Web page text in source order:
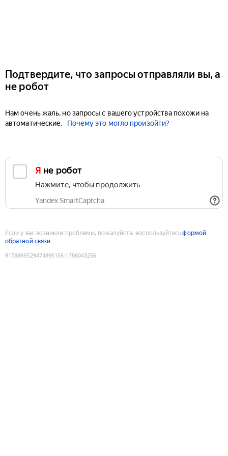
Подтвердите, что запросы отправляли вы, а
не робот
Нам очень жаль, но запросы с вашего устройства похожи на
автоматические.
Почему это могло произойти?
Я не робот
Нажмите, чтобы продолжить
Yandex SmartCaptcha
Если у вас возникли проблемы, пожалуйста, воспользуйтесьформой
обратной связи
9178869529474895156:1786043256